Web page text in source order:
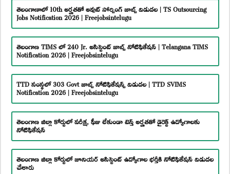
తెలంగాణాలో 10th అర్హతతో అవుట్ సోర్సింగ్ జాబ్స్ విడుదల | TS Outsourcing
Jobs Notification 2026 | Freejobsintelugu
తెలంగాణ TIMS లో 240 Jr. అసిస్టెంట్ జాబ్స్ నోటిఫికేషన్ | Telangana TIMS
Notification 2026 | Freejobsintelugu
TTD సంస్థలో 303 Govt జాబ్స్ నోటిఫికేషన్స్ విడుదల | TTD SVIMS
Notification 2026 | Freejobsintelugu
తెలంగాణ జిల్లా కోర్టులో పరీక్ష, ఫీజు లేకుండా టెన్త్ అర్హతతో డైరెక్ట్ ఉద్యోగాలకు
నోటిఫికేషన్
తెలంగాణ జిల్లా కోర్టులో జూనియర్ అసిస్టెంట్ ఉద్యోగాల భర్తీకి నోటిఫికేషన్ విడుదల
చేశారు